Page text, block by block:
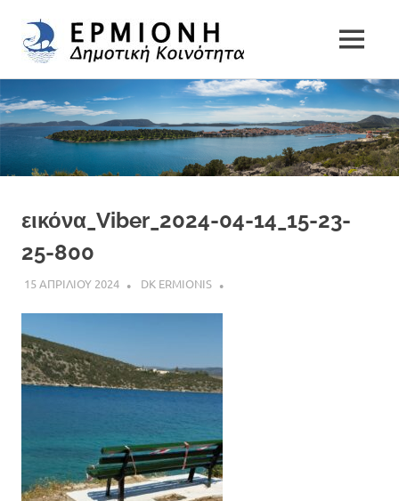
to
content
Δημοτική
Κοινότητα
Ερμιόνης
MENU
εικόνα_Viber_2024-04-14_15-23-
25-800
15 ΑΠΡΙΛΙΟΥ 2024 DK ERMIONIS